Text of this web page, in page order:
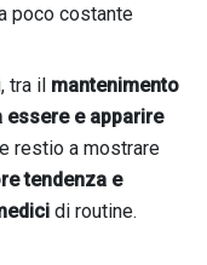
poco costante
tra il mantenimento
essere e apparire
restio a mostrare
tendenza e
di routine.